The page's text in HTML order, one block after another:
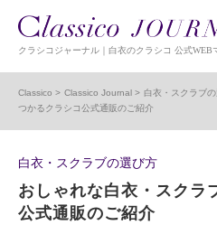
クラシコジャーナル｜白衣のクラシコ 公式WEB
Classico Classico Journal 白衣・スクラブ
つかるクラシコ公式通販のご紹介
白衣・スクラブの選び方
おしゃれな白衣・スクラ
公式通販のご紹介